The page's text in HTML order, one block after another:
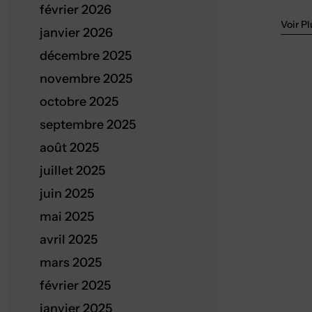
février 2026
janvier 2026
décembre 2025
novembre 2025
octobre 2025
septembre 2025
août 2025
juillet 2025
juin 2025
mai 2025
avril 2025
mars 2025
février 2025
janvier 2025
Voir